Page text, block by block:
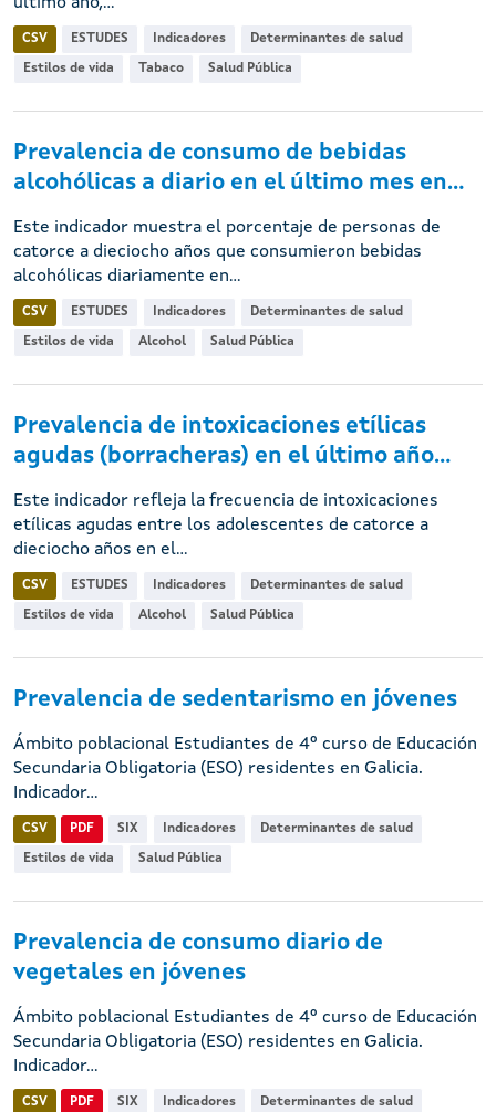
CSV ESTUDES Indicadores Determinantes de salud
Estilos de vida Tabaco Salud Pública
Prevalencia de consumo de bebidas
alcohólicas a diario en el último mes en...
Este indicador muestra el porcentaje de personas de
catorce a dieciocho años que consumieron bebidas
alcohólicas diariamente en...
CSV ESTUDES Indicadores Determinantes de salud
Estilos de vida Alcohol Salud Pública
Prevalencia de intoxicaciones etílicas
agudas (borracheras) en el último año...
Este indicador refleja la frecuencia de intoxicaciones
etílicas agudas entre los adolescentes de catorce a
dieciocho años en el...
CSV ESTUDES Indicadores Determinantes de salud
Estilos de vida Alcohol Salud Pública
Prevalencia de sedentarismo en jóvenes
Ámbito poblacional Estudiantes de 4º curso de Educación
Secundaria Obligatoria (ESO) residentes en Galicia.
Indicador...
CSV PDF SIX Indicadores Determinantes de salud
Estilos de vida Salud Pública
Prevalencia de consumo diario de
vegetales en jóvenes
Ámbito poblacional Estudiantes de 4º curso de Educación
Secundaria Obligatoria (ESO) residentes en Galicia.
Indicador...
CSV PDF SIX Indicadores Determinantes de salud